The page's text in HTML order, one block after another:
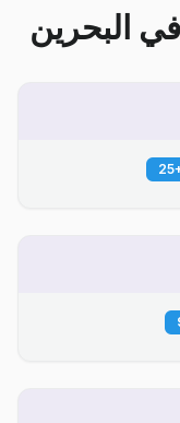
في البحرين
25